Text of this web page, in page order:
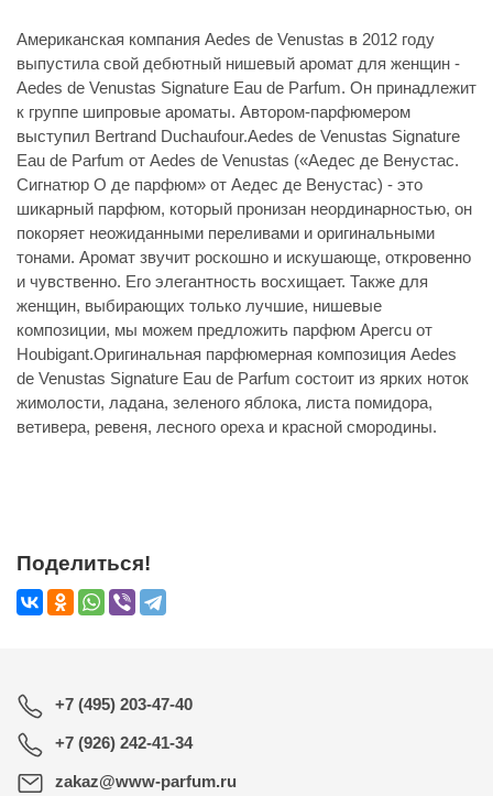
Американская компания Aedes de Venustas в 2012 году
выпустила свой дебютный нишевый аромат для женщин -
Aedes de Venustas Signature Eau de Parfum. Он принадлежит
к группе шипровые ароматы. Автором-парфюмером
выступил Bertrand Duchaufour.Aedes de Venustas Signature
Eau de Parfum от Aedes de Venustas («Аедес де Венустас.
Сигнатюр О де парфюм» от Аедес де Венустас) - это
шикарный парфюм, который пронизан неординарностью, он
покоряет неожиданными переливами и оригинальными
тонами. Аромат звучит роскошно и искушающе, откровенно
и чувственно. Его элегантность восхищает. Также для
женщин, выбирающих только лучшие, нишевые
композиции, мы можем предложить парфюм Apercu от
Houbigant.Оригинальная парфюмерная композиция Aedes
de Venustas Signature Eau de Parfum состоит из ярких ноток
жимолости, ладана, зеленого яблока, листа помидора,
ветивера, ревеня, лесного ореха и красной смородины.
Поделиться!
+7 (495) 203-47-40
+7 (926) 242-41-34
zakaz@www-parfum.ru